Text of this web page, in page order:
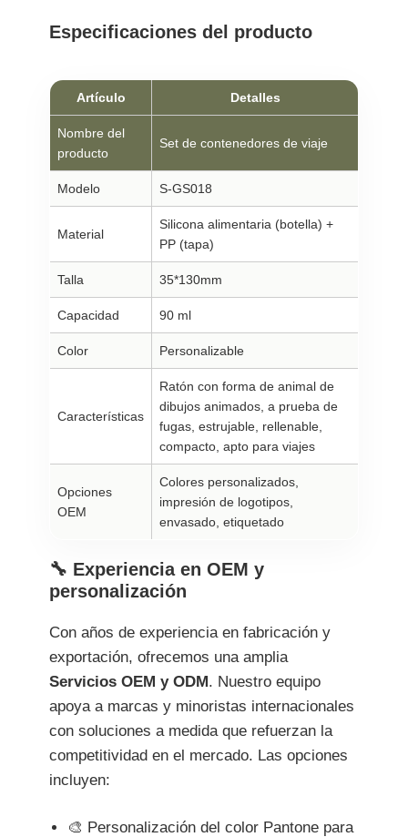
Especificaciones del producto
Artículo Detalles
Nombre del
producto
Set de contenedores de viaje
Modelo S-GS018
Material
Silicona alimentaria (botella) +
PP (tapa)
Talla 35*130mm
Capacidad 90 ml
Color Personalizable
Características
Ratón con forma de animal de
dibujos animados, a prueba de
fugas, estrujable, rellenable,
compacto, apto para viajes
Opciones
OEM
Colores personalizados,
impresión de logotipos,
envasado, etiquetado
🔧 Experiencia en OEM y
personalización
Con años de experiencia en fabricación y
exportación, ofrecemos una amplia
Servicios OEM y ODM. Nuestro equipo
apoya a marcas y minoristas internacionales
con soluciones a medida que refuerzan la
competitividad en el mercado. Las opciones
incluyen:
🎨 Personalización del color Pantone para